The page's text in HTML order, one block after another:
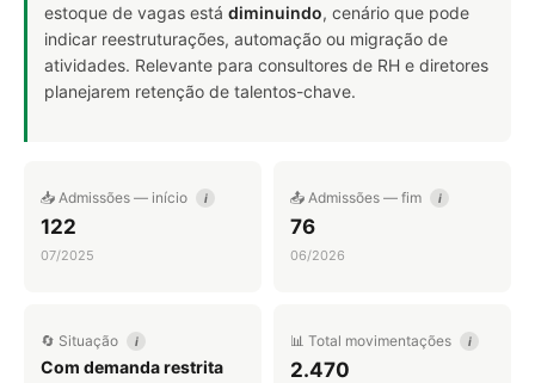
estoque de vagas está diminuindo, cenário que pode
indicar reestruturações, automação ou migração de
atividades. Relevante para consultores de RH e diretores
planejarem retenção de talentos-chave.
📥 Admissões — início i
122
07/2025
📤 Admissões — fim i
76
06/2026
🔄 Situação i
Com demanda restrita
📊 Total movimentações i
2.470